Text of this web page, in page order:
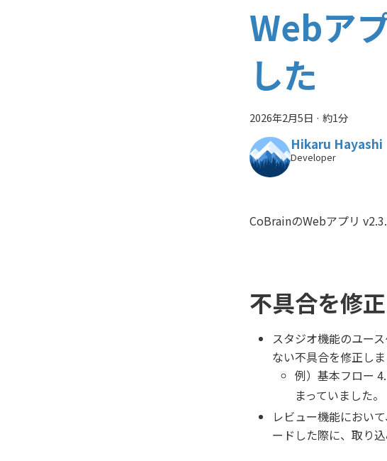
Webア
した
2026年2月5日 · 約1分
Hikaru Hayashi
Developer
CoBrainのWebアプリ
不具合を修
スタジオ機能のユー
ない不具合を修正しま
例）基本フロー
まっていました。
レビュー機能におい
ードした際に、取り